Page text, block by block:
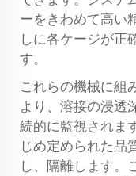
ーをきわめて高い
しに各ケージが正
す。
これらの機械に組
より、溶接の浸透
続的に監視されま
じめ定められた品
し、隔離します。